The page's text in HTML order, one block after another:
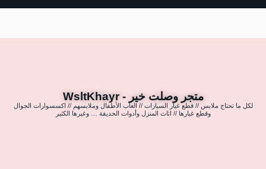
متجر وصلت خير - WsltKhayr
لكل ما تحتاج ملابس // قطع غيار السيارات // العاب الأطفال وملابسهم // اكسسوارات الجوال
وقطع غيارها // اثاث المنزل وأدوات الحديقة … وغيرها الكثير